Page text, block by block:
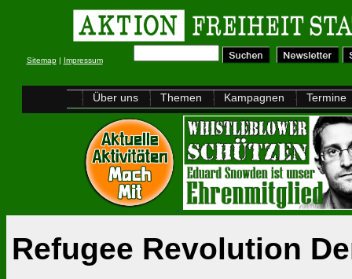
Sitemap| Impressum
Über uns Themen Kampagnen Termine
Refugee Revolution